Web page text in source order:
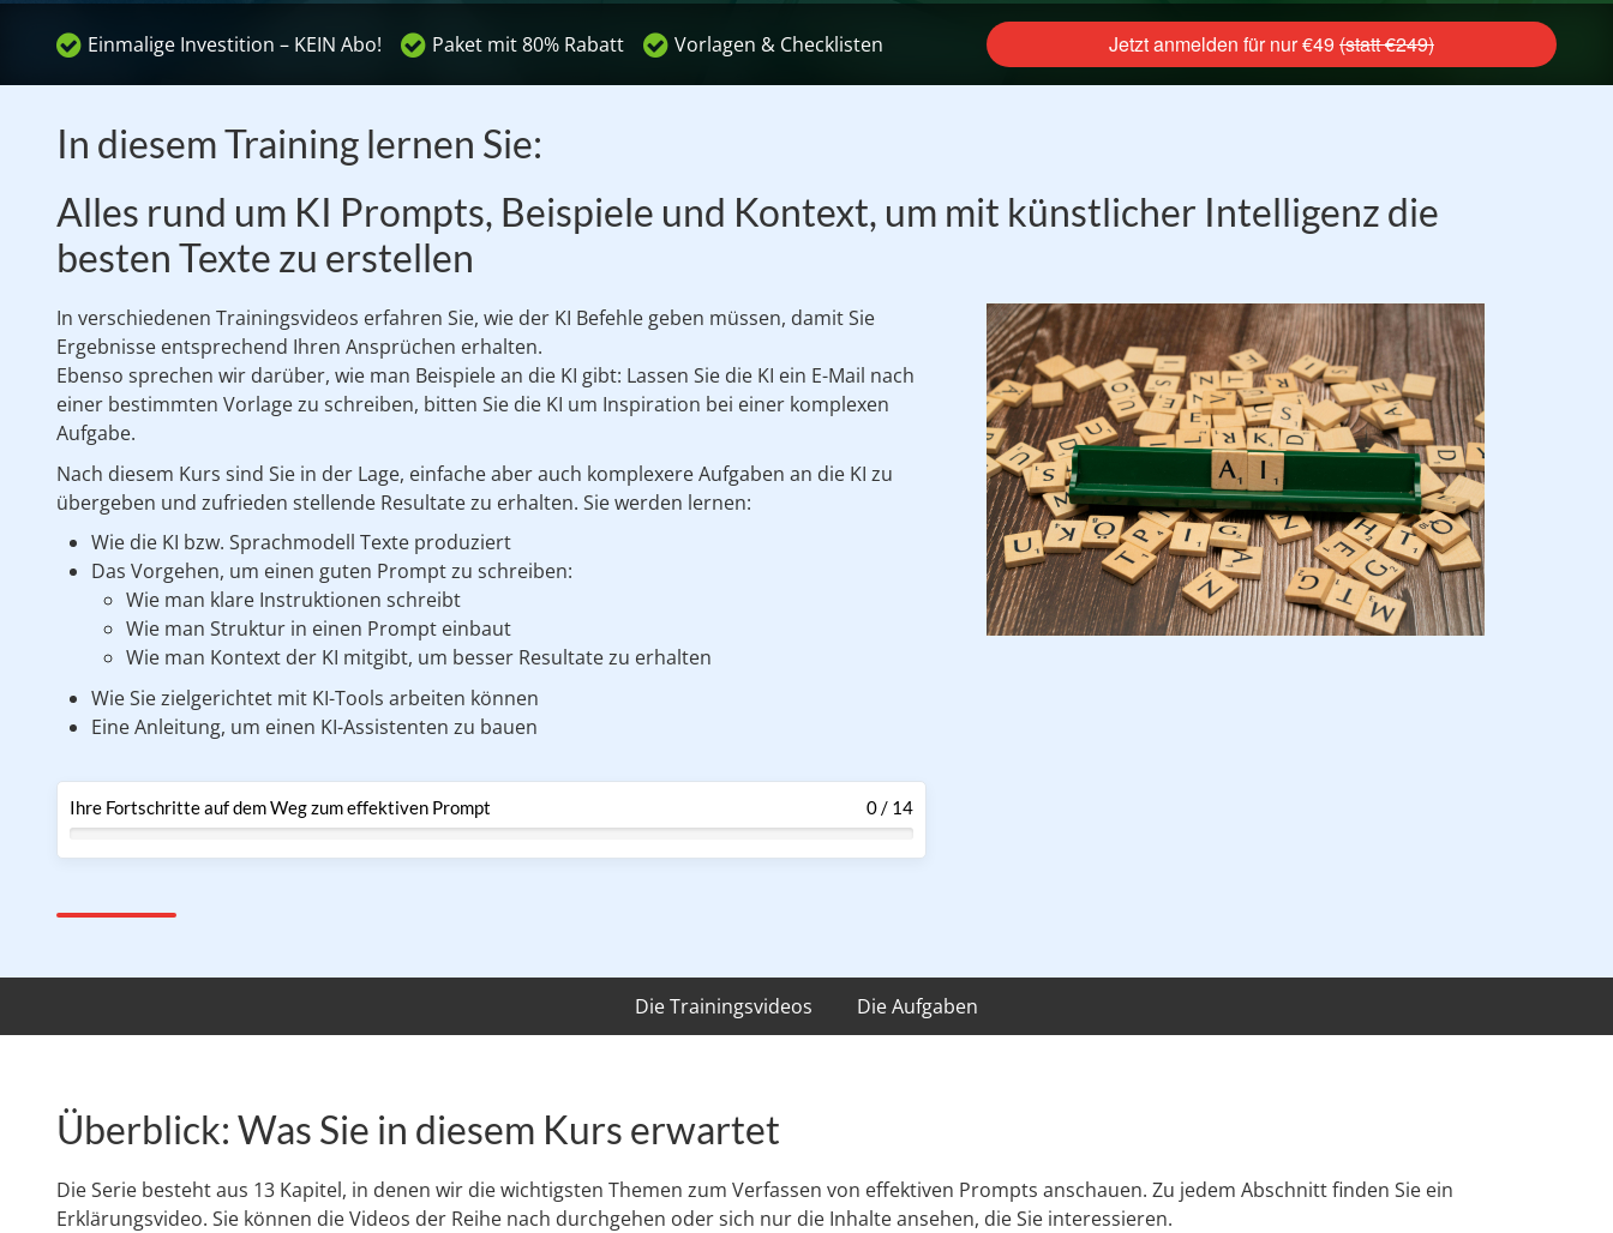
Einmalige Investition – KEIN Abo! Paket mit 80% Rabatt Vorlagen & Checklisten Jetzt anmelden für nur €49 (statt €249)
In diesem Training lernen Sie:
Alles rund um KI Prompts, Beispiele und Kontext, um mit künstlicher Intelligenz die
besten Texte zu erstellen
In verschiedenen Trainingsvideos erfahren Sie, wie der KI Befehle geben müssen, damit Sie
Ergebnisse entsprechend Ihren Ansprüchen erhalten.
Ebenso sprechen wir darüber, wie man Beispiele an die KI gibt: Lassen Sie die KI ein E-Mail nach
einer bestimmten Vorlage zu schreiben, bitten Sie die KI um Inspiration bei einer komplexen
Aufgabe.
Nach diesem Kurs sind Sie in der Lage, einfache aber auch komplexere Aufgaben an die KI zu
übergeben und zufrieden stellende Resultate zu erhalten. Sie werden lernen:
Wie die KI bzw. Sprachmodell Texte produziert
Das Vorgehen, um einen guten Prompt zu schreiben:
Wie man klare Instruktionen schreibt
Wie man Struktur in einen Prompt einbaut
Wie man Kontext der KI mitgibt, um besser Resultate zu erhalten
Wie Sie zielgerichtet mit KI-Tools arbeiten können
Eine Anleitung, um einen KI-Assistenten zu bauen
Ihre Fortschritte auf dem Weg zum effektiven Prompt
Die Trainingsvideos Die Aufgaben
Überblick: Was Sie in diesem Kurs erwartet
Die Serie besteht aus 13 Kapitel, in denen wir die wichtigsten Themen zum Verfassen von effektiven Prompts anschauen. Zu jedem Abschnitt finden Sie ein
Erklärungsvideo. Sie können die Videos der Reihe nach durchgehen oder sich nur die Inhalte ansehen, die Sie interessieren.